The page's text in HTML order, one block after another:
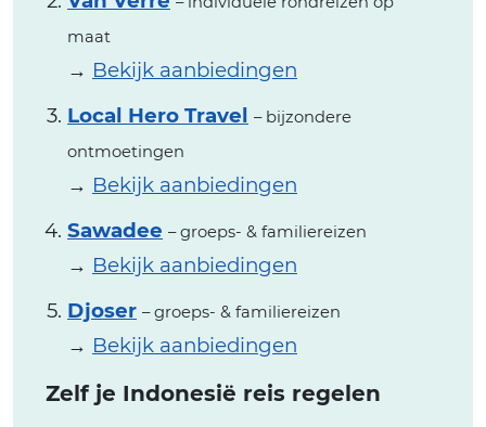
maat
→ Bekijk aanbiedingen
Local Hero Travel – bijzondere
ontmoetingen
→ Bekijk aanbiedingen
Sawadee – groeps- & familiereizen
→ Bekijk aanbiedingen
Djoser – groeps- & familiereizen
→ Bekijk aanbiedingen
Zelf je Indonesië reis regelen